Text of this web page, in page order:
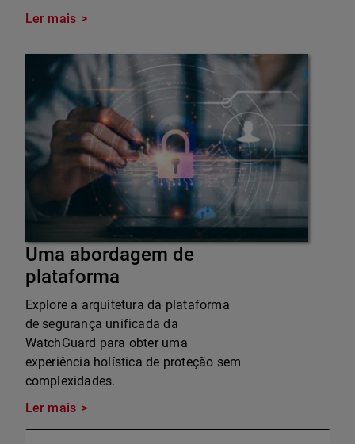
Ler mais
Uma abordagem de
plataforma
Explore a arquitetura da plataforma
de segurança unificada da
WatchGuard para obter uma
experiência holística de proteção sem
complexidades.
Ler mais